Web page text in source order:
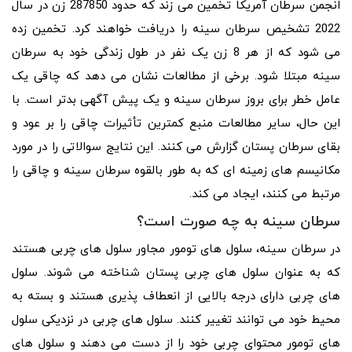
انجمن سرطان آمریکا تخمین می زند که حدود 287850 زن در سال
2022 تشخیص سرطان سینه را دریافت خواهند کرد. تخمین زده
می شود که از هر 8 زن یک نفر در طول زندگی خود به سرطان
سینه مبتلا شود. برخی از مطالعات نشان می دهد که چاقی یک
عامل خطر برای بروز سرطان سینه و یک پیش آگهی بدتر است. با
این حال، سایر مطالعات منبع کمترین تأثیرات چاقی را بر عود و
بقای سرطان پستان گزارش می‌ کنند. این نتایج سوالاتی را در مورد
مکانیسم‌ های زمینه‌ ای که به طور بالقوه سرطان سینه و چاقی را
مرتبط می‌ کنند، ایجاد می‌ کند.
سرطان سینه به چه صورت است؟
در سرطان سینه، سلول‌ های تومور مجاور سلول‌ های چربی هستند
که به عنوان سلول‌ های چربی پستان شناخته می‌ شوند. سلول
های چربی دارای درجه بالایی از انعطاف پذیری هستند و بسته به
محیط خود می توانند تغییر کنند. سلول های چربی در نزدیکی سلول
های تومور محتوای چربی خود را از دست می دهند و سلول های